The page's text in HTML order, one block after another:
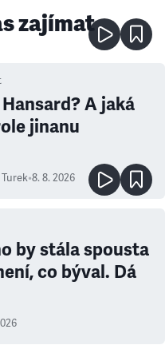
zajímat
A jaká
jinanu
Turek•8. 8. 2026
by stála spousta
co býval. Dá